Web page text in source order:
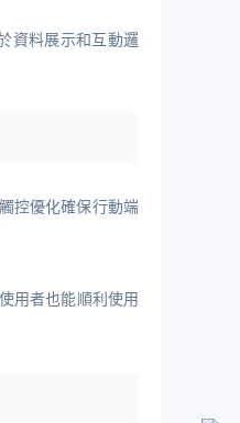
資料展示和互動邏
控優化確保行動端
用者也能順利使用